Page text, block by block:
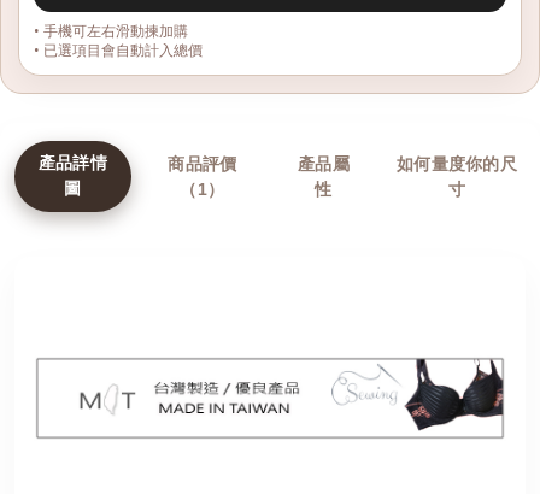
• 手機可左右滑動揀加購
• 已選項目會自動計入總價
產品詳情
圖
商品評價
（1）
產品屬
性
如何量度你的尺
寸